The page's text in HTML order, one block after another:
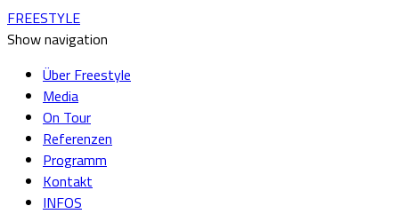
FREESTYLE
Show navigation
Über Freestyle
Media
On Tour
Referenzen
Programm
Kontakt
INFOS